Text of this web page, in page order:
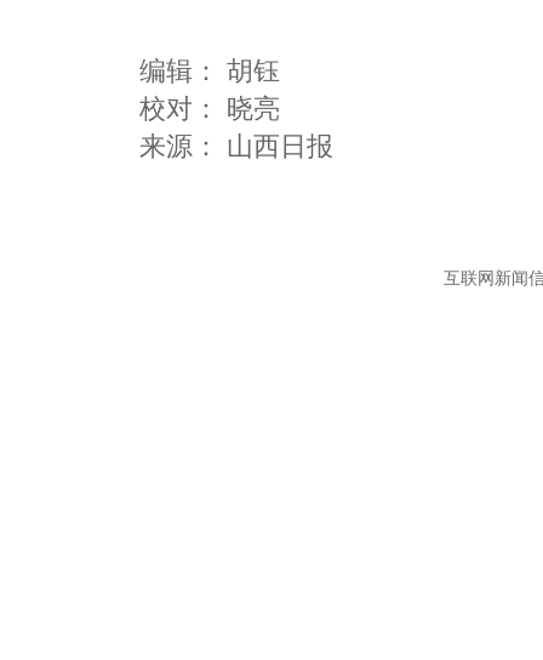
编辑： 胡钰
校对： 晓亮
互联网新闻